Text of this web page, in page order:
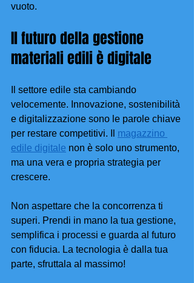
vuoto.
Il futuro della gestione
materiali edili è digitale
Il settore edile sta cambiando
velocemente. Innovazione, sostenibilità
e digitalizzazione sono le parole chiave
per restare competitivi. Il magazzino
edile digitale non è solo uno strumento,
ma una vera e propria strategia per
crescere.
Non aspettare che la concorrenza ti
superi. Prendi in mano la tua gestione,
semplifica i processi e guarda al futuro
con fiducia. La tecnologia è dalla tua
parte, sfruttala al massimo!